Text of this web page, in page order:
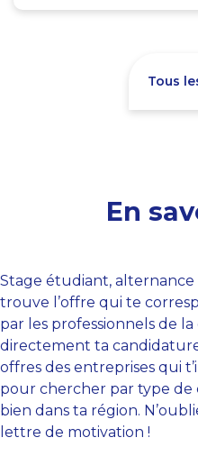
Tous
En
Stage étudiant,
trouve l’offre qui te
par les professionnels de
directement ta
offres des entreprises qui
pour chercher par type de
bien dans ta région.
lettre de motivation !